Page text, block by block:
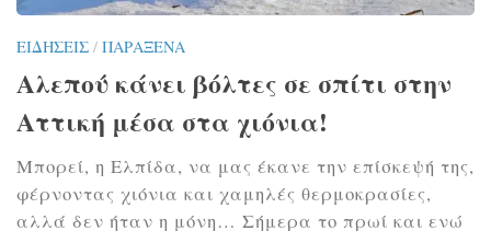
ΕΙΔΉΣΕΙΣ / ΠΑΡΆΞΕΝΑ
Αλεπού κάνει βόλτες σε σπίτι στην
Αττική μέσα στα χιόνια!
Μπορεί, η Ελπίδα, να μας έκανε την επίσκεψή της,
φέρνοντας χιόνια και χαμηλές θερμοκρασίες,
αλλά δεν ήταν η μόνη… Σήμερα το πρωί και ενώ